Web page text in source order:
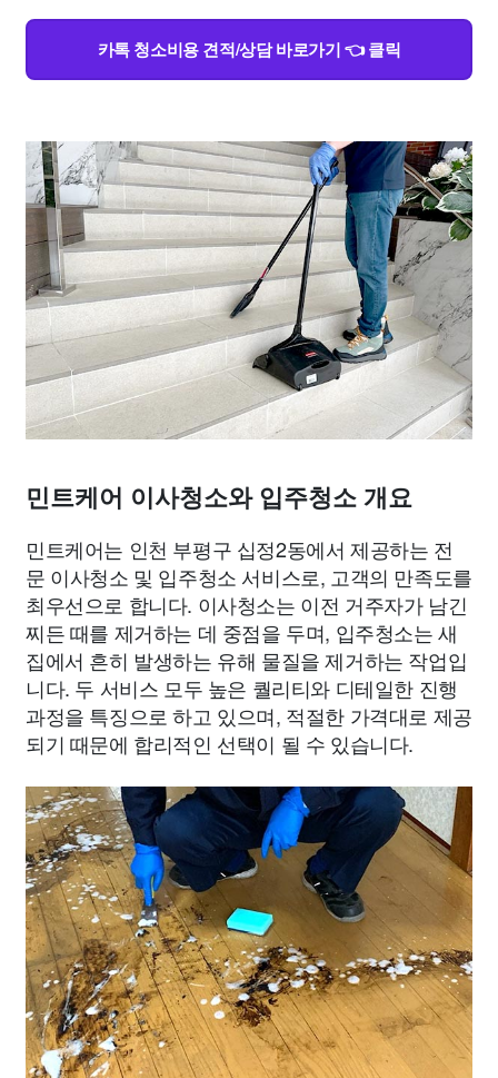
카톡 청소비용 견적/상담 바로가기 👈 클릭
민트케어 이사청소와 입주청소 개요
민트케어는 인천 부평구 십정2동에서 제공하는 전
문 이사청소 및 입주청소 서비스로, 고객의 만족도를
최우선으로 합니다. 이사청소는 이전 거주자가 남긴
찌든 때를 제거하는 데 중점을 두며, 입주청소는 새
집에서 흔히 발생하는 유해 물질을 제거하는 작업입
니다. 두 서비스 모두 높은 퀄리티와 디테일한 진행
과정을 특징으로 하고 있으며, 적절한 가격대로 제공
되기 때문에 합리적인 선택이 될 수 있습니다.